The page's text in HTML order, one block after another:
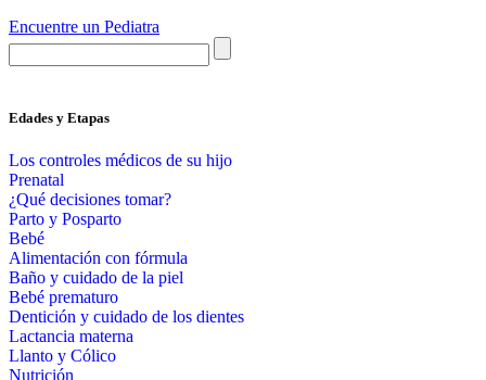
Encuentre un Pediatra
Edades y Etapas
Los controles médicos de su hijo
Prenatal
¿Qué decisiones tomar?
Parto y Posparto
Bebé
Alimentación con fórmula
Baño y cuidado de la piel
Bebé prematuro
Dentición y cuidado de los dientes
Lactancia materna
Llanto y Cólico
Nutrición